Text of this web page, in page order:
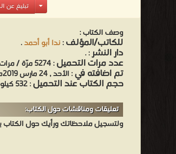
تبليغ عن
وصف الكتاب :
للكاتب/المؤلف:ندا أبو أحمد.
دار النشر:
.
عدد مرات التحميل: 5274 مرّة / مرات.
تم اضافته في: الأحد , 24 مارس 2019م.
حجم الكتاب عند التحميل: 532 كيلوبايت .
تعليقات ومناقشات حول الكتاب:
ولتسجيل ملاحظاتك ورأيك حول الكتاب